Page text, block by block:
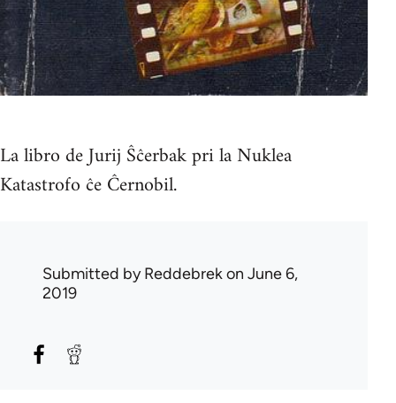
La libro de Jurij Ŝĉerbak pri la Nuklea
Katastrofo ĉe Ĉernobil.
Submitted byReddebrekon June 6,
2019